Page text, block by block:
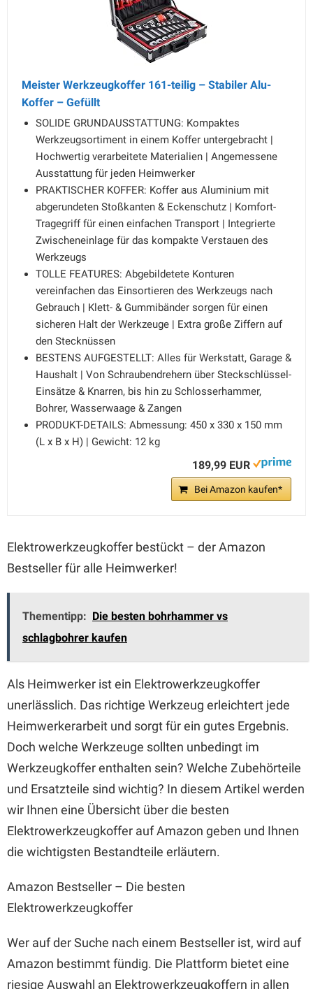
Meister Werkzeugkoffer 161-teilig – Stabiler Alu-
Koffer – Gefüllt
SOLIDE GRUNDAUSSTATTUNG: Kompaktes
Werkzeugsortiment in einem Koffer untergebracht |
Hochwertig verarbeitete Materialien | Angemessene
Ausstattung für jeden Heimwerker
PRAKTISCHER KOFFER: Koffer aus Aluminium mit
abgerundeten Stoßkanten & Eckenschutz | Komfort-
Tragegriff für einen einfachen Transport | Integrierte
Zwischeneinlage für das kompakte Verstauen des
Werkzeugs
TOLLE FEATURES: Abgebildetete Konturen
vereinfachen das Einsortieren des Werkzeugs nach
Gebrauch | Klett- & Gummibänder sorgen für einen
sicheren Halt der Werkzeuge | Extra große Ziffern auf
den Stecknüssen
BESTENS AUFGESTELLT: Alles für Werkstatt, Garage &
Haushalt | Von Schraubendrehern über Steckschlüssel-
Einsätze & Knarren, bis hin zu Schlosserhammer,
Bohrer, Wasserwaage & Zangen
PRODUKT-DETAILS: Abmessung: 450 x 330 x 150 mm
(L x B x H) | Gewicht: 12 kg
189,99 EUR
Bei Amazon kaufen*
Elektrowerkzeugkoffer bestückt – der Amazon
Bestseller für alle Heimwerker!
Thementipp: Die besten bohrhammer vs
schlagbohrer kaufen
Als Heimwerker ist ein Elektrowerkzeugkoffer
unerlässlich. Das richtige Werkzeug erleichtert jede
Heimwerkerarbeit und sorgt für ein gutes Ergebnis.
Doch welche Werkzeuge sollten unbedingt im
Werkzeugkoffer enthalten sein? Welche Zubehörteile
und Ersatzteile sind wichtig? In diesem Artikel werden
wir Ihnen eine Übersicht über die besten
Elektrowerkzeugkoffer auf Amazon geben und Ihnen
die wichtigsten Bestandteile erläutern.
Amazon Bestseller – Die besten
Elektrowerkzeugkoffer
Wer auf der Suche nach einem Bestseller ist, wird auf
Amazon bestimmt fündig. Die Plattform bietet eine
riesige Auswahl an Elektrowerkzeugkoffern in allen